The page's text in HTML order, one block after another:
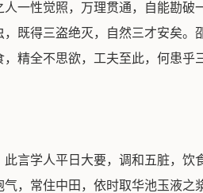
一性觉照，万理贯通，自能勘
既得三盗绝灭，自然三才安矣
精全不思欲，工夫至此，何患
言学人平日大要，调和五脏，
，常住中田，依时取华池玉液